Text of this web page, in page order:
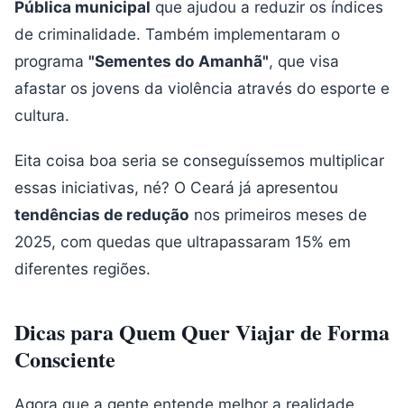
Pública municipal que ajudou a reduzir os índices
de criminalidade. Também implementaram o
programa "Sementes do Amanhã", que visa
afastar os jovens da violência através do esporte e
cultura.
Eita coisa boa seria se conseguíssemos multiplicar
essas iniciativas, né? O Ceará já apresentou
tendências de redução nos primeiros meses de
2025, com quedas que ultrapassaram 15% em
diferentes regiões.
Dicas para Quem Quer Viajar de Forma
Consciente